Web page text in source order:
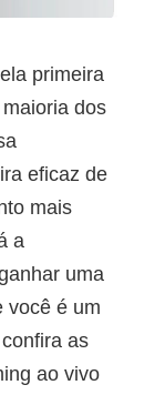
primeira
dos
eficaz de
mais
a
uma
você é um
as
ao vivo